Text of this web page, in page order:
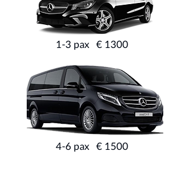
1-3 pax € 1300
4-6 pax € 1500